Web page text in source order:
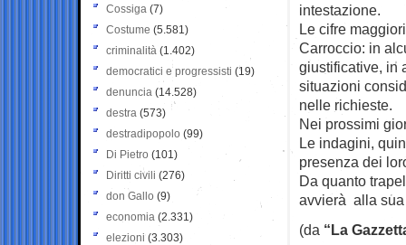
intestazione.
Le cifre
Carroccio: in
giustificative, in
situazioni
nelle richieste.
Nei prossimi
Le indagini,
presenza dei
Da quanto
avvierà alla
(da “La
Cossiga (7)
Costume (5.581)
criminalità (1.402)
democratici e progressisti (19)
denuncia (14.528)
destra (573)
destradipopolo (99)
Di Pietro (101)
Diritti civili (276)
don Gallo (9)
economia (2.331)
elezioni (3.303)